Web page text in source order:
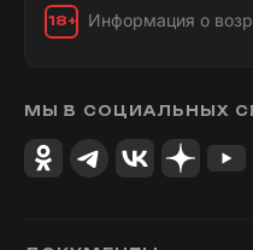
18+ Информация о
МЫ В СОЦИАЛЬНЫХ